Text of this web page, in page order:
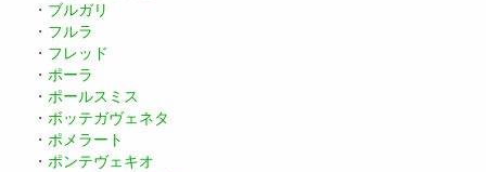
・ ブルガリ
・ フルラ
・ フレッド
・ ポーラ
・ ポールスミス
・ ボッテガヴェネタ
・ ポメラート
・ ポンテヴェキオ